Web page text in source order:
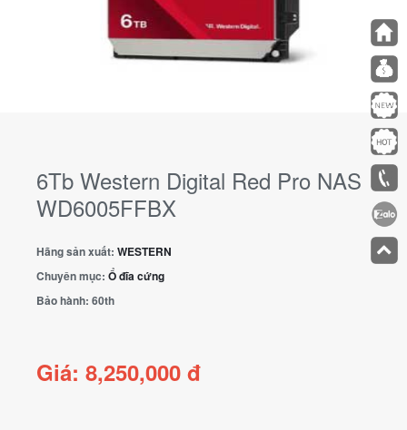
6Tb Western Digital Red Pro NAS
WD6005FFBX
Hãng sản xuất: WESTERN
Chuyên mục: Ổ đĩa cứng
Bảo hành: 60th
Giá: 8,250,000 đ